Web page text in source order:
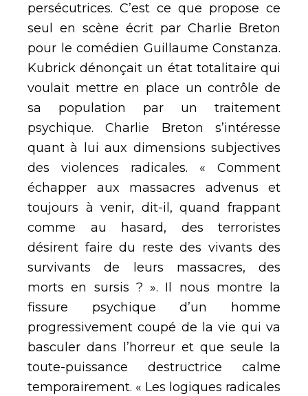
persécutrices. C’est ce que propose ce
seul en scène écrit par Charlie Breton
pour le comédien Guillaume Constanza.
Kubrick dénonçait un état totalitaire qui
voulait mettre en place un contrôle de
sa population par un traitement
psychique. Charlie Breton s’intéresse
quant à lui aux dimensions subjectives
des violences radicales. « Comment
échapper aux massacres advenus et
toujours à venir, dit-il, quand frappant
comme au hasard, des terroristes
désirent faire du reste des vivants des
survivants de leurs massacres, des
morts en sursis ? ». Il nous montre la
fissure psychique d’un homme
progressivement coupé de la vie qui va
basculer dans l’horreur et que seule la
toute-puissance destructrice calme
temporairement. « Les logiques radicales